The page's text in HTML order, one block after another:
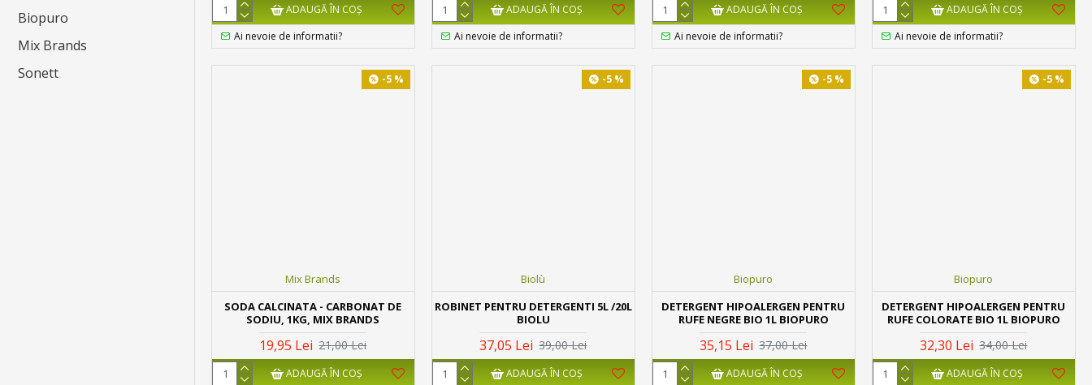
Biopuro
Mix Brands
Sonett
ADAUGĂ ÎN COŞ
Ai nevoie de informatii?
ADAUGĂ ÎN COŞ
Ai nevoie de informatii?
ADAUGĂ ÎN COŞ
Ai nevoie de informatii?
ADAUGĂ ÎN COŞ
Ai nevoie de informatii?
-5 %
Mix Brands
SODA CALCINATA - CARBONAT DE
SODIU, 1KG, MIX BRANDS
19,95 Lei 21,00 Lei
ADAUGĂ ÎN COŞ
-5 %
Biolù
ROBINET PENTRU DETERGENTI 5L /20L
BIOLU
37,05 Lei 39,00 Lei
ADAUGĂ ÎN COŞ
-5 %
Biopuro
DETERGENT HIPOALERGEN PENTRU
RUFE NEGRE BIO 1L BIOPURO
35,15 Lei 37,00 Lei
ADAUGĂ ÎN COŞ
-5 %
Biopuro
DETERGENT HIPOALERGEN PENTRU
RUFE COLORATE BIO 1L BIOPURO
32,30 Lei 34,00 Lei
ADAUGĂ ÎN COŞ